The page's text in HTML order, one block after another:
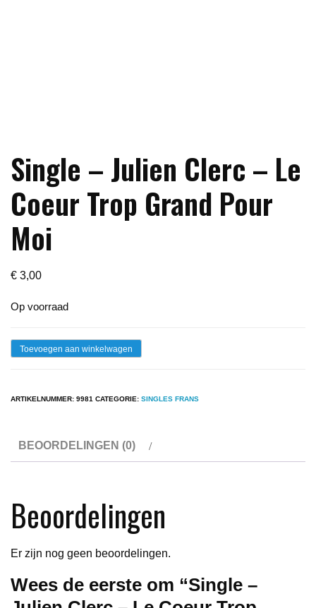
Single – Julien Clerc – Le
Coeur Trop Grand Pour
Moi
€ 3,00
Op voorraad
Single
Le
Grand
Pour
Toevoegen aan winkelwagen
ARTIKELNUMMER: 9981 CATEGORIE: SINGLES FRANS
BEOORDELINGEN (0)
Beoordelingen
Er zijn nog geen beoordelingen.
Wees de eerste om “Single –